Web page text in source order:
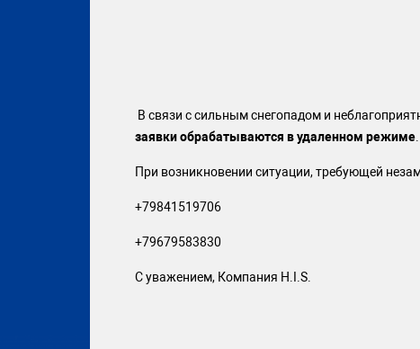
В связи с сильным снегопадом и
заявки обрабатываются в удаленном режиме
При возникновении ситуации, требующей
+79841519706
+79679583830
С уважением, Компания H.I.S.